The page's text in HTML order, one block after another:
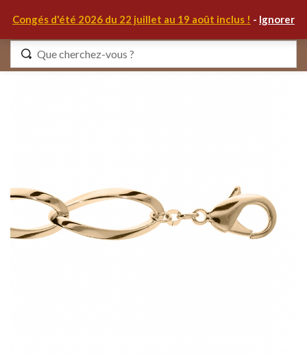
Congés d'été 2026 du 22 juillet au 19 août inclus ! - Ignorer
Identifiez-vous
S'IDENTIFIER
MON COMPTE